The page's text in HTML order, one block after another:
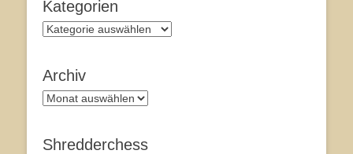
Kategorien
Kategorien
Archiv
Archiv
Shredderchess